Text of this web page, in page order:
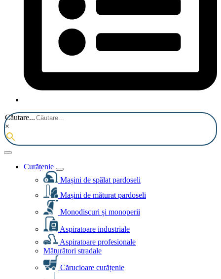
Căutare...
×
Curățenie
Mașini de spălat pardoseli
Mașini de măturat pardoseli
Monodiscuri și monoperii
Aspiratoare industriale
Aspiratoare profesionale
Măturători stradale
Cărucioare curățenie